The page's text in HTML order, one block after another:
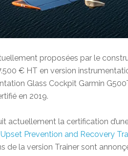
proposées par le
€ HT en version
Glass Cockpit Garmin
en 2019.
actuellement la certification
Upset Prevention and Recovery
de la version Trainer sont